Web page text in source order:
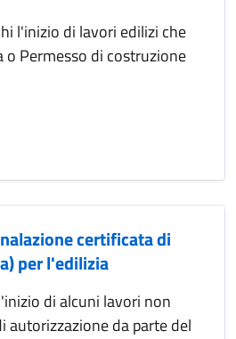
l'inizio di lavori edilizi che
o Permesso di costruzione
certificata di
per l'edilizia
di alcuni lavori non
autorizzazione da parte del